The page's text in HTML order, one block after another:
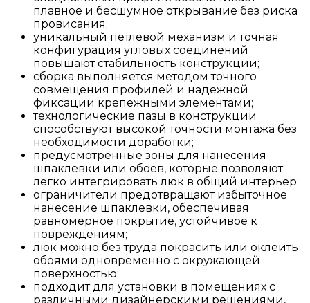
плавное и бесшумное открывание без риска
провисания;
уникальный петлевой механизм и точная
конфигурация угловых соединений
повышают стабильность конструкции;
сборка выполняется методом точного
совмещения профилей и надежной
фиксации крепежными элементами;
технологические пазы в конструкции
способствуют высокой точности монтажа без
необходимости доработки;
предусмотренные зоны для нанесения
шпаклевки или обоев, которые позволяют
легко интегрировать люк в общий интерьер;
ограничители предотвращают избыточное
нанесение шпаклевки, обеспечивая
равномерное покрытие, устойчивое к
повреждениям;
люк можно без труда покрасить или оклеить
обоями одновременно с окружающей
поверхностью;
подходит для установки в помещениях с
различными дизайнерскими решениями,